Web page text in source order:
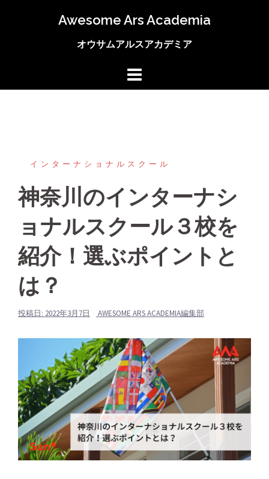
へ
Awesome Ars Academia
オウサムアルスアカデミア
インターナショナルスクール
神奈川のインターナシ
ョナルスクール３校を
紹介！選ぶポイントと
は？
投稿日: 2022年3月7日 AWESOME ARS ACADEMIA編集部